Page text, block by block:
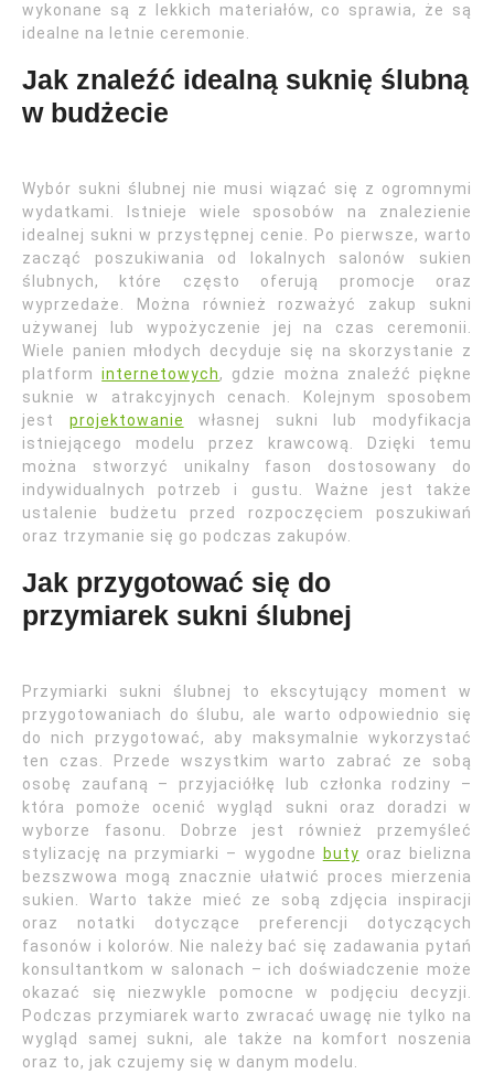
wykonane są z lekkich materiałów, co sprawia, że są
idealne na letnie ceremonie.
Jak znaleźć idealną suknię ślubną
w budżecie
Wybór sukni ślubnej nie musi wiązać się z ogromnymi
wydatkami. Istnieje wiele sposobów na znalezienie
idealnej sukni w przystępnej cenie. Po pierwsze, warto
zacząć poszukiwania od lokalnych salonów sukien
ślubnych, które często oferują promocje oraz
wyprzedaże. Można również rozważyć zakup sukni
używanej lub wypożyczenie jej na czas ceremonii.
Wiele panien młodych decyduje się na skorzystanie z
platforminternetowych, gdzie można znaleźć piękne
suknie w atrakcyjnych cenach. Kolejnym sposobem
jest projektowanie
własnej sukni lub modyfikacja
istniejącego modelu przez krawcową. Dzięki temu
można stworzyć unikalny fason dostosowany do
indywidualnych potrzeb i gustu. Ważne jest także
ustalenie budżetu przed rozpoczęciem poszukiwań
oraz trzymanie się go podczas zakupów.
Jak przygotować się do
przymiarek sukni ślubnej
Przymiarki sukni ślubnej to ekscytujący moment w
przygotowaniach do ślubu, ale warto odpowiednio się
do nich przygotować, aby maksymalnie wykorzystać
ten czas. Przede wszystkim warto zabrać ze sobą
osobę zaufaną – przyjaciółkę lub członka rodziny –
która pomoże ocenić wygląd sukni oraz doradzi w
wyborze fasonu. Dobrze jest również przemyśleć
stylizację na przymiarki – wygodne
buty oraz bielizna
bezszwowa mogą znacznie ułatwić proces mierzenia
sukien. Warto także mieć ze sobą zdjęcia inspiracji
oraz notatki dotyczące preferencji dotyczących
fasonów i kolorów. Nie należy bać się zadawania pytań
konsultantkom w salonach – ich doświadczenie może
okazać się niezwykle pomocne w podjęciu decyzji.
Podczas przymiarek warto zwracać uwagę nie tylko na
wygląd samej sukni, ale także na komfort noszenia
oraz to, jak czujemy się w danym modelu.